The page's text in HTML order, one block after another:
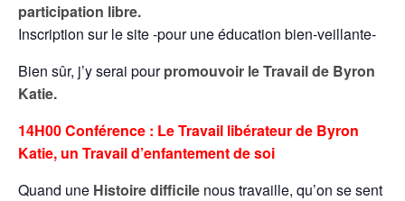
participation libre.
Inscription sur le site -pour une éducation bien-veillante-
Bien sûr, j’y serai pourpromouvoir le Travail de Byron
Katie.
14H00 Conférence : Le Travail libérateur de Byron
Katie, un Travail d’enfantement de soi
Quand une Histoire difficile nous travaille, qu’on se sent